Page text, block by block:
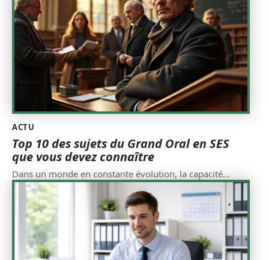
ACTU
Top 10 des sujets du Grand Oral en SES
que vous devez connaître
Dans un monde en constante évolution, la capacité…